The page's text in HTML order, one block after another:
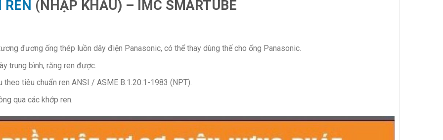
(NHẬP KHẨU) – IMC SMARTUBE
đương ống thép luồn dây điện Panasonic, có thể thay dùng thế cho ống Panasonic.
trung bình, răng ren được.
tiêu chuẩn ren ANSI / ASME B.1.20.1-1983 (NPT).
qua các khớp ren.